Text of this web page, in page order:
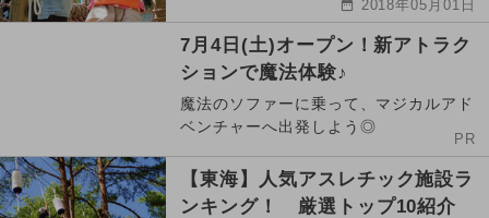
2018年05月01日
7月4日(土)オープン！新アトラク
ションで魔法体験♪
魔法のソファーに乗って、マジカルアド
ベンチャーへ出発しよう◎
PR
【東海】人気アスレチック施設ラ
ンキング！ 厳選トップ10紹介